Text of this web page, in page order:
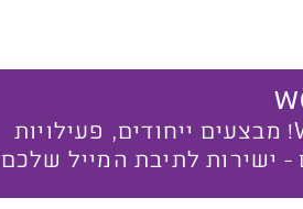
לא תפסיקו להגיד WOW! מבצעים ייחודים, פעילויות
- ישירות לתיבת המייל שלכם